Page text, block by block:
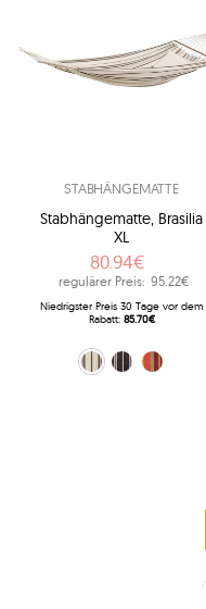
STABHÄNGEMATTE
Stabhängematte, Brasilia
XL
80.94€
regulärer Preis: 95.22€
Niedrigster Preis 30 Tage vor dem
Rabatt: 85.70€
cappuccino (Cappuccino)
Braun (Mocca)
Bunt (Tropical)